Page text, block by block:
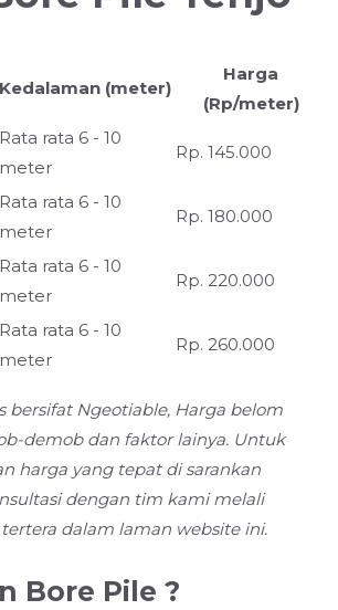
Kedalaman (meter)
Harga
(Rp/meter)
Rata rata 6 - 10
meter
Rp. 145.000
Rata rata 6 - 10
meter
Rp. 180.000
Rata rata 6 - 10
meter
Rp. 220.000
Rata rata 6 - 10
meter
Rp. 260.000
bersifat Ngeotiable, Harga belom
demob dan faktor lainya. Untuk
harga yang tepat di sarankan
dengan tim kami melali
dalam laman website ini.
Bore Pile ?